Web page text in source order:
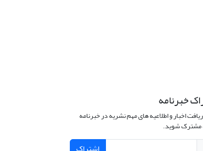
خبرنامه
اخبار و اطلاعیه های مهم نشریه در خبرنامه
مشترک شوید.